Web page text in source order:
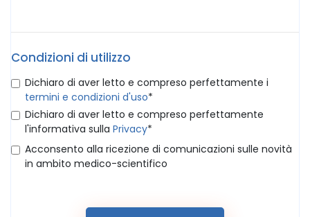
Condizioni di utilizzo
Dichiaro di aver letto e compreso perfettamente i
termini e condizioni d'uso*
Dichiaro di aver letto e compreso perfettamente
l'informativa sulla Privacy*
Acconsento alla ricezione di comunicazioni sulle novità
in ambito medico-scientifico